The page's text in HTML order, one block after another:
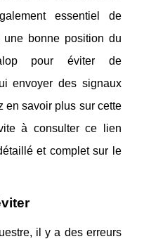
essentiel de
bonne position du
pour éviter de
envoyer des signaux
en savoir plus sur cette
à consulter ce lien
et complet sur le
il y a des erreurs